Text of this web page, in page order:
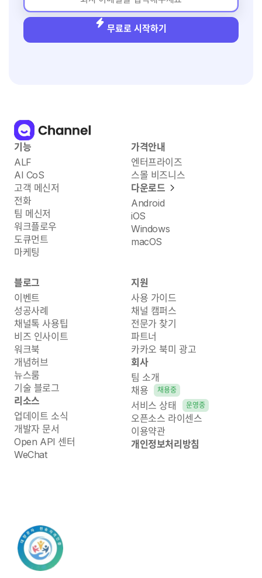
무료로 시작하기
기능
ALF
AI CoS
고객 메신저
전화
팀 메신저
워크플로우
도큐먼트
마케팅
가격안내
엔터프라이즈
스몰 비즈니스
다운로드
Android
iOS
Windows
macOS
블로그
이벤트
성공사례
채널톡 사용팁
비즈 인사이트
워크북
개념허브
뉴스룸
기술 블로그
리소스
업데이트 소식
개발자 문서
Open API 센터
WeChat
지원
사용 가이드
채널 캠퍼스
전문가 찾기
파트너
카카오 북미 광고
회사
팀 소개
채용
채용중
서비스 상태 운영중
오픈소스 라이센스
이용약관
개인정보처리방침